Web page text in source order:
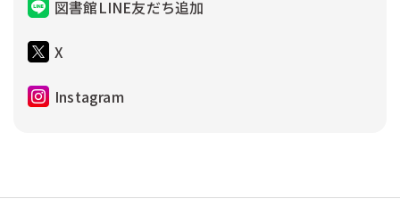
図書館LINE友だち追加
X
Instagram